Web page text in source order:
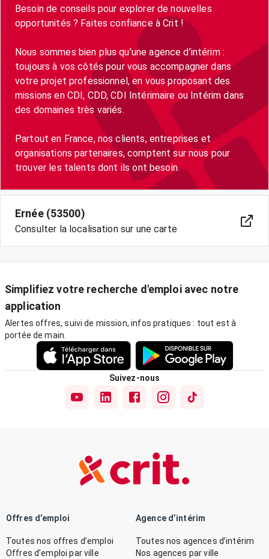
Besoin de conseils pour explorer de nouvelles
opportunités ? Faites confiance à Crit !
Nous sommes bien plus qu’une agence d’intérim :
toujours à vos côtés pour vous accompagner dans
votre projet professionnel, en vous proposant des
missions en CDI, CDD, CDI Intérimaire ou Intérim dans
des domaines très variés.
Partout en France, nos clients, entreprises et
organisations partenaires, comptent sur nous pour
trouver les talents dont ils ont besoin.
Ernée (53500)
Consulter la localisation sur une carte
Simplifiez votre recherche d'emploi avec notre
application
Alertes offres, suivi de mission, infos pratiques : tout est à
portée de main.
Suivez-nous
Offres d’emploi
Toutes nos offres d’emploi
Offres d’emploi par ville
Agence d’intérim
Toutes nos agences d’intérim
Nos agences par ville